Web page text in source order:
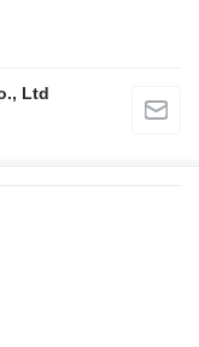
Ltd